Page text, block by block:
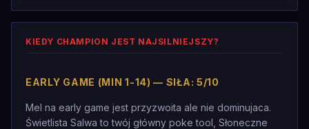
KIEDY CHAMPION JEST NAJSILNIEJSZY?
EARLY GAME (MIN 1-14) — SIŁA: 5/10
Mel na early game jest przyzwoita ale nie dominujaca.
Świetlista Salwa to twój główny poke tool, Słoneczne